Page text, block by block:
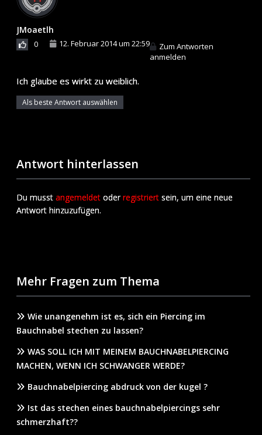
JMoaetlh
0 12. Februar 2014 um 22:59
Zum Antworten
anmelden
Ich glaube es wirkt zu weiblich.
Als beste Antwort auswählen
Antwort hinterlassen
Du musst angemeldet oderregistriert sein, um eine neue
Antwort hinzuzufügen.
Mehr Fragen zum Thema
Wie unangenehm ist es, sich ein Piercing im
Bauchnabel stechen zu lassen?
WAS SOLL ICH MIT MEINEM BAUCHNABELPIERCING
MACHEN, WENN ICH SCHWANGER WERDE?
Bauchnabelpiercing abdruck von der kugel ?
Ist das stechen eines bauchnabelpiercings sehr
schmerzhaft??